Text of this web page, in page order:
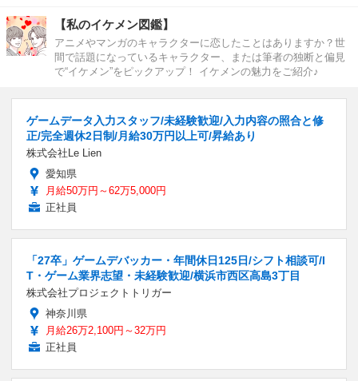
【私のイケメン図鑑】
アニメやマンガのキャラクターに恋したことはありますか？世
間で話題になっているキャラクター、または筆者の独断と偏見
で“イケメン”をピックアップ！ イケメンの魅力をご紹介♪
ゲームデータ入力スタッフ/未経験歓迎/入力内容の照合と修
正/完全週休2日制/月給30万円以上可/昇給あり
株式会社Le Lien
愛知県
月給50万円～62万5,000円
正社員
「27卒」ゲームデバッカー・年間休日125日/シフト相談可/I
T・ゲーム業界志望・未経験歓迎/横浜市西区高島3丁目
株式会社プロジェクトトリガー
神奈川県
月給26万2,100円～32万円
正社員